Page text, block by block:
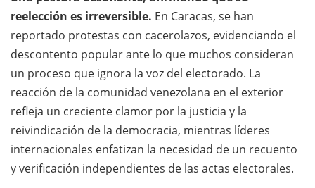
reelección es irreversible. En Caracas, se han
reportado protestas con cacerolazos, evidenciando el
descontento popular ante lo que muchos consideran
un proceso que ignora la voz del electorado. La
reacción de la comunidad venezolana en el exterior
refleja un creciente clamor por la justicia y la
reivindicación de la democracia, mientras líderes
internacionales enfatizan la necesidad de un recuento
y verificación independientes de las actas electorales.